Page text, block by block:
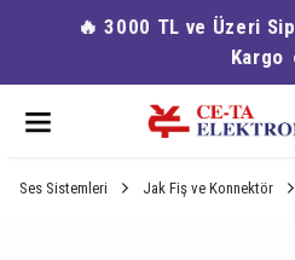
🔥 3000 TL ve Üzeri
Kargo
Ses Sistemleri Jak Fiş ve Konnektör